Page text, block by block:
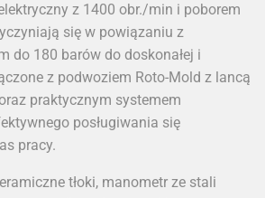
z 1400 obr./min i poborem
się w powiązaniu z
do 180 barów do doskonałej i
z podwoziem Roto-Mold z lancą
praktycznym systemem
posługiwania się
pracy.
tłoki, manometr ze stali